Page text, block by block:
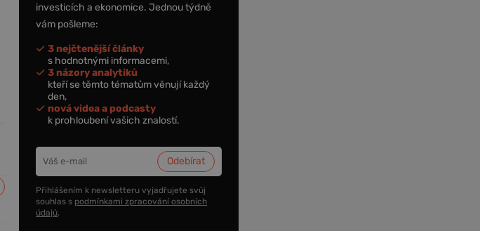
investicích a ekonomice. Jednou týdně
vám pošleme:
3 nejčtenější články
s hodnotnými informacemi,
3 názory analytiků
kteří se těmto tématům věnují každý
den,
nová videa a podcasty
k prohloubení vašich znalostí.
Přihlášením k newsletteru vyjadřujete svůj
souhlas s podmínkami zpracování osobních
údajů.